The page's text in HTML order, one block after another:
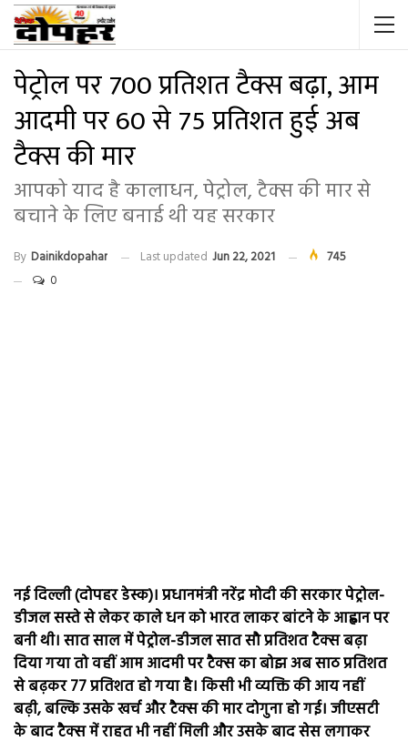
पेट्रोल पर 700 प्रतिशत टैक्स बढ़ा, आम
आदमी पर 60 से 75 प्रतिशत हुई अब
टैक्स की मार
आपको याद है कालाधन, पेट्रोल, टैक्स की मार से
बचाने के लिए बनाई थी यह सरकार
By Dainikdopahar Last updated Jun 22, 2021
745
0
नई दिल्ली (दोपहर डेस्क)। प्रधानमंत्री नरेंद्र मोदी की सरकार पेट्रोल-
डीजल सस्ते से लेकर काले धन को भारत लाकर बांटने के आह्वान पर
बनी थी। सात साल में पेट्रोल-डीजल सात सौ प्रतिशत टैक्स बढ़ा
दिया गया तो वहीं आम आदमी पर टैक्स का बोझ अब साठ प्रतिशत
से बढ़कर 77 प्रतिशत हो गया है। किसी भी व्यक्ति की आय नहीं
बढ़ी, बल्कि उसके खर्च और टैक्स की मार दोगुना हो गई। जीएसटी
के बाद टैक्स में राहत भी नहीं मिली और उसके बाद सेस लगाकर